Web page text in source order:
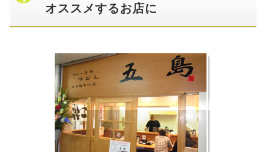
オススメするお店に